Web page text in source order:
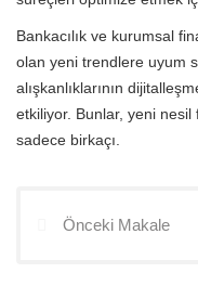
Bankacılık ve kurumsal
olan yeni trendlere uyum
alışkanlıklarının
etkiliyor. Bunlar, yeni nesil
sadece birkaçı.
Önceki Makale